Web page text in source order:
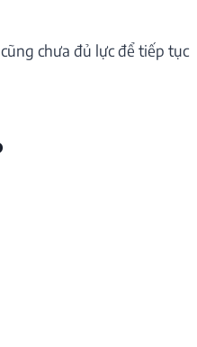
chưa đủ lực để tiếp tục